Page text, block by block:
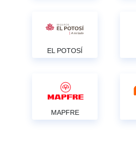
EL POTOSÍ
MAPFRE